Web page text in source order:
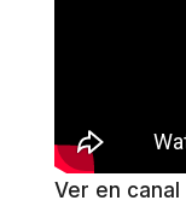
Ver en canal